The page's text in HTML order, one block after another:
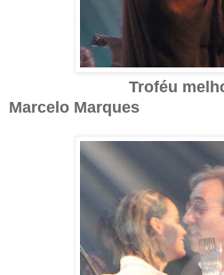
Troféu melhor
Marcelo Marques